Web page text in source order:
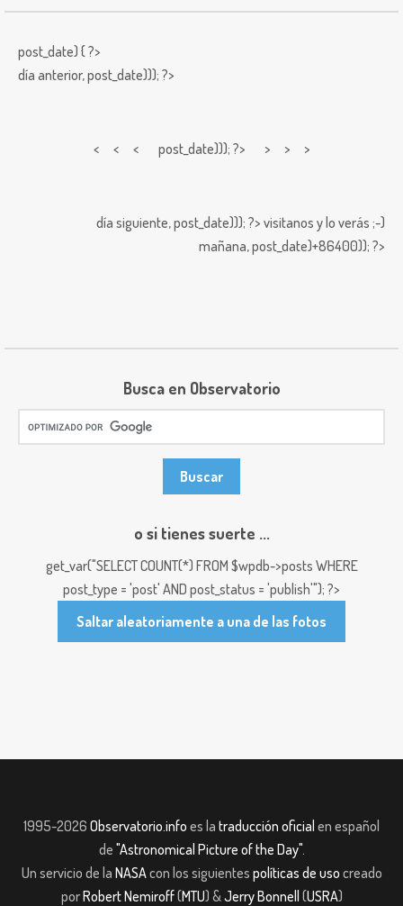
post_date) { ?>
día anterior,post_date))); ?>
< < < post_date))); ?> > > >
día siguiente,post_date))); ?> visitanos y lo verás ;-)
mañana,post_date)+86400)); ?>
Busca en Observatorio
o si tienes suerte ...
get_var("SELECT COUNT(*) FROM $wpdb->posts WHERE
post_type = 'post' AND post_status = 'publish'"); ?>
Saltar aleatoriamente a una de las fotos
1995-2026 Observatorio.info es la traducción oficial en español
de "Astronomical Picture of the Day".
Un servicio de la NASAcon los siguientes políticas de uso creado
porRobert Nemiroff(MTU) &Jerry Bonnell (USRA)